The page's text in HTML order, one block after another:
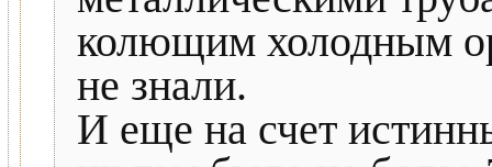
колющим холодным
не знали.
И еще на счет